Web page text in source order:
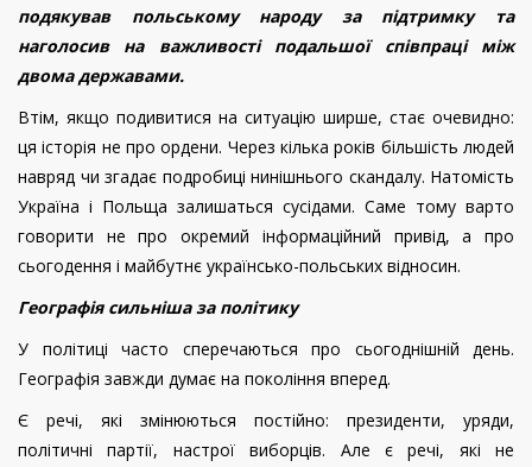
подякував польському народу за підтримку та
наголосив на важливості подальшої співпраці між
двома державами.
Втім, якщо подивитися на ситуацію ширше, стає очевидно:
ця історія не про ордени. Через кілька років більшість людей
навряд чи згадає подробиці нинішнього скандалу. Натомість
Україна і Польща залишаться сусідами. Саме тому варто
говорити не про окремий інформаційний привід, а про
сьогодення і майбутнє українсько-польських відносин.
Географія сильніша за політику
У політиці часто сперечаються про сьогоднішній день.
Географія завжди думає на покоління вперед.
Є речі, які змінюються постійно: президенти, уряди,
політичні партії, настрої виборців. Але є речі, які не